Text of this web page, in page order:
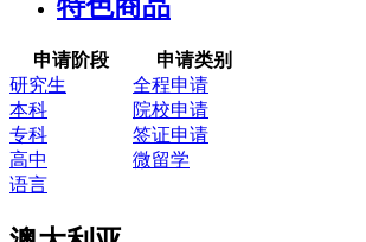
申请阶段
申请类别
研究生
全程申请
本科
院校申请
专科
签证申请
高中
微留学
语言